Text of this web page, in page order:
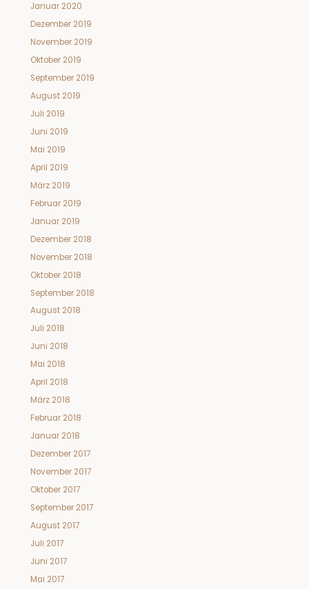
Januar 2020
Dezember 2019
November 2019
Oktober 2019
September 2019
August 2019
Juli 2019
Juni 2019
Mai 2019
April 2019
März 2019
Februar 2019
Januar 2019
Dezember 2018
November 2018
Oktober 2018
September 2018
August 2018
Juli 2018
Juni 2018
Mai 2018
April 2018
März 2018
Februar 2018
Januar 2018
Dezember 2017
November 2017
Oktober 2017
September 2017
August 2017
Juli 2017
Juni 2017
Mai 2017